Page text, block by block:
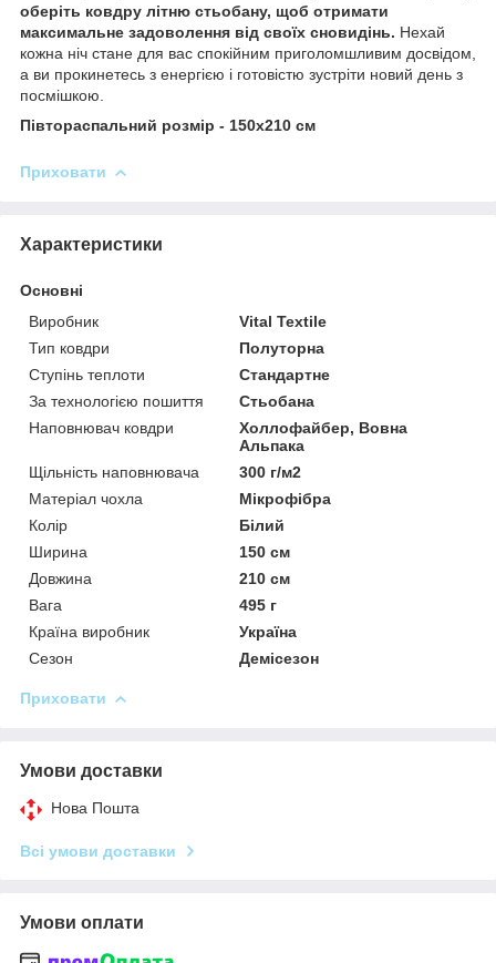
оберіть ковдру літню стьобану, щоб отримати
максимальне задоволення від своїх сновидінь. Нехай
кожна ніч стане для вас спокійним приголомшливим досвідом,
а ви прокинетесь з енергією і готовістю зустріти новий день з
посмішкою.
Півтораспальний розмір - 150х210 см
Приховати
Характеристики
Основні
Виробник
Vital Textile
Тип ковдри
Полуторна
Ступінь теплоти
Стандартне
За технологією пошиття
Стьобана
Наповнювач ковдри
Холлофайбер, Вовна
Альпака
Щільність наповнювача
300 г/м2
Матеріал чохла
Мікрофібра
Колір
Білий
Ширина
150 см
Довжина
210 см
Вага
495 г
Країна виробник
Україна
Сезон
Демісезон
Приховати
Умови доставки
Нова Пошта
Всі умови доставки
Умови оплати